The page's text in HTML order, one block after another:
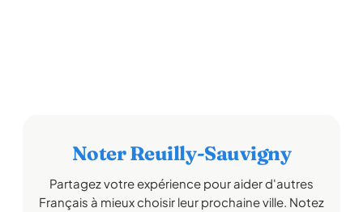
Noter Reuilly-Sauvigny
Partagez votre expérience pour aider d'autres
Français à mieux choisir leur prochaine ville. Notez